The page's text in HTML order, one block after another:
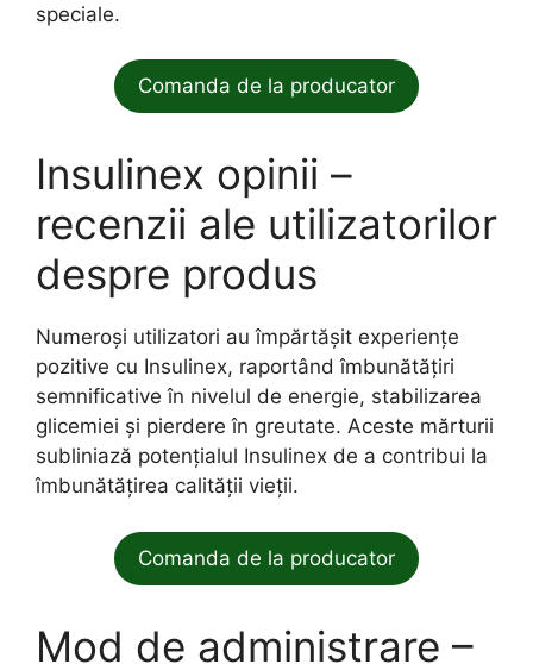
speciale.
Comanda de la producator
Insulinex opinii –
recenzii ale utilizatorilor
despre produs
Numeroși utilizatori au împărtășit experiențe
pozitive cu Insulinex, raportând îmbunătățiri
semnificative în nivelul de energie, stabilizarea
glicemiei și pierdere în greutate. Aceste mărturii
subliniază potențialul Insulinex de a contribui la
îmbunătățirea calității vieții.
Comanda de la producator
Mod de administrare –